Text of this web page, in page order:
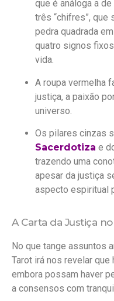
que é análoga a
três “chifres”, que
pedra quadrada
quatro signos
vida.
A roupa vermelha
justiça, a paixão
universo.
Os pilares cinzas
Sacerdotiza e
trazendo uma
apesar da justiça
aspecto espiritual
A Carta da Justiça
No que tange assuntos
Tarot irá nos revelar que
embora possam haver
a consensos com